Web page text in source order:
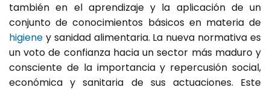
también en el aprendizaje y la aplicación de un
conjunto de conocimientos básicos en materia de
higiene y sanidad alimentaria. La nueva normativa es
un voto de confianza hacia un sector más maduro y
consciente de la importancia y repercusión social,
económica y sanitaria de sus actuaciones. Este